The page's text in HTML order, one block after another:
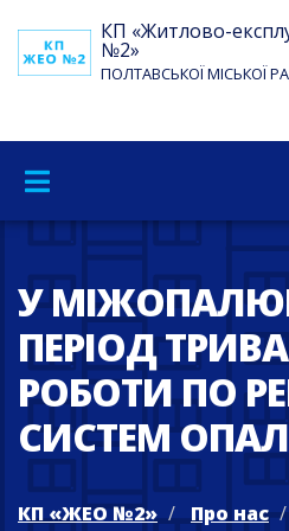
КП «Житлово-
№2»
ПОЛТАВСЬКОЇ МІСЬКОЇ
У
ПЕРІОД
РОБОТИ ПО
СИСТЕМ
КП «ЖЕО №2» Про нас